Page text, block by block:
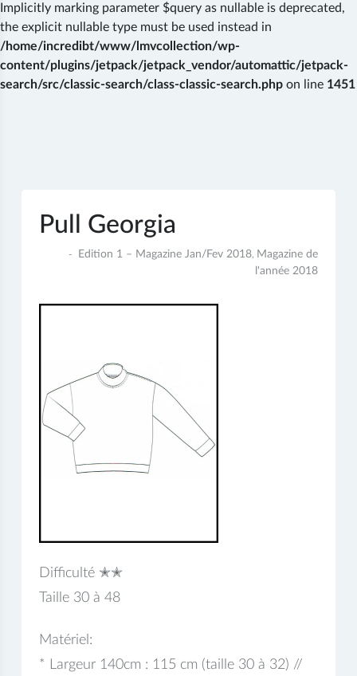
Implicitly marking parameter $query as nullable is deprecated,
the explicit nullable type must be used instead in
/home/incredibt/www/lmvcollection/wp-
content/plugins/jetpack/jetpack_vendor/automattic/jetpack-
search/src/classic-search/class-classic-search.php on line 1451
Pull Georgia
Edition 1 – Magazine Jan/Fev 2018, Magazine de
l'année 2018
Difficulté ✭✭
Taille 30 à 48
Matériel:
* Largeur 140cm : 115 cm (taille 30 à 32) //